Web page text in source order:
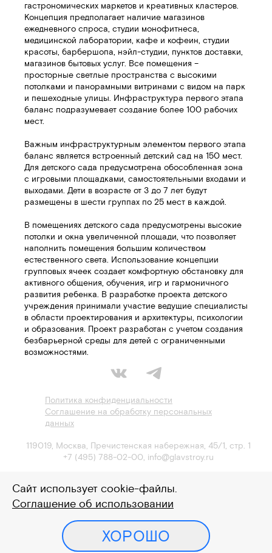
гастрономических маркетов и креативных кластеров.
Концепция предполагает наличие магазинов
ежедневного спроса, студии монофитнеса,
медицинской лаборатории, кафе и кофеин, студии
красоты, барбершопа, нэйл-студии, пунктов доставки,
магазинов бытовых услуг. Все помещения –
просторные светлые пространства с высокими
потолками и панорамными витринами с видом на парк
и пешеходные улицы. Инфраструктура первого этапа
баланс подразумевает создание более 100 рабочих
мест.
Важным инфраструктурным элементом первого этапа
баланс является встроенный детский сад на 150 мест.
Для детского сада предусмотрена обособленная зона
с игровыми площадками, самостоятельными входами и
выходами. Дети в возрасте от 3 до 7 лет будут
размещены в шести группах по 25 мест в каждой.
В помещениях детского сада предусмотрены высокие
потолки и окна увеличенной площади, что позволяет
наполнить помещения большим количеством
естественного света. Использование концепции
групповых ячеек создает комфортную обстановку для
активного общения, обучения, игр и гармоничного
развития ребенка. В разработке проекта детского
учреждения принимали участие ведущие специалисты
в области проектирования и архитектуры, психологии
и образования. Проект разработан с учетом создания
безбарьерной среды для детей с ограниченными
возможностями.
Политика конфиденциальности
Соглашение на обработку персональных
данных
119019, Москва Пречистенская набережная, 45/1, стр. 1
+7 (495) 788-02-00 info@glavstroy.ru
Служба доверия
Заявление об ограничении ответственности
Сайт использует cookie-файлы.
Соглашение об использовании
ХОРОШО